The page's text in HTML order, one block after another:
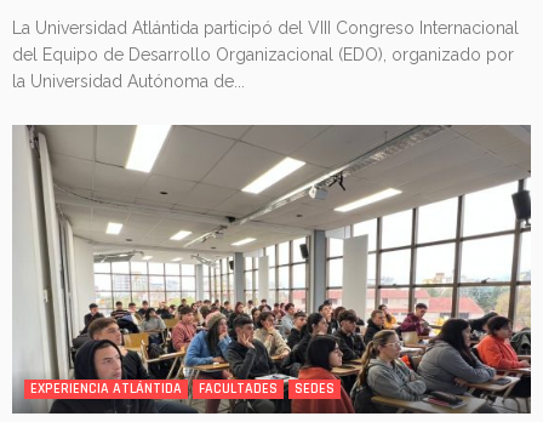
La Universidad Atlántida participó del VIII Congreso Internacional
del Equipo de Desarrollo Organizacional (EDO), organizado por
la Universidad Autónoma de...
EXPERIENCIA ATLÁNTIDA FACULTADES SEDES